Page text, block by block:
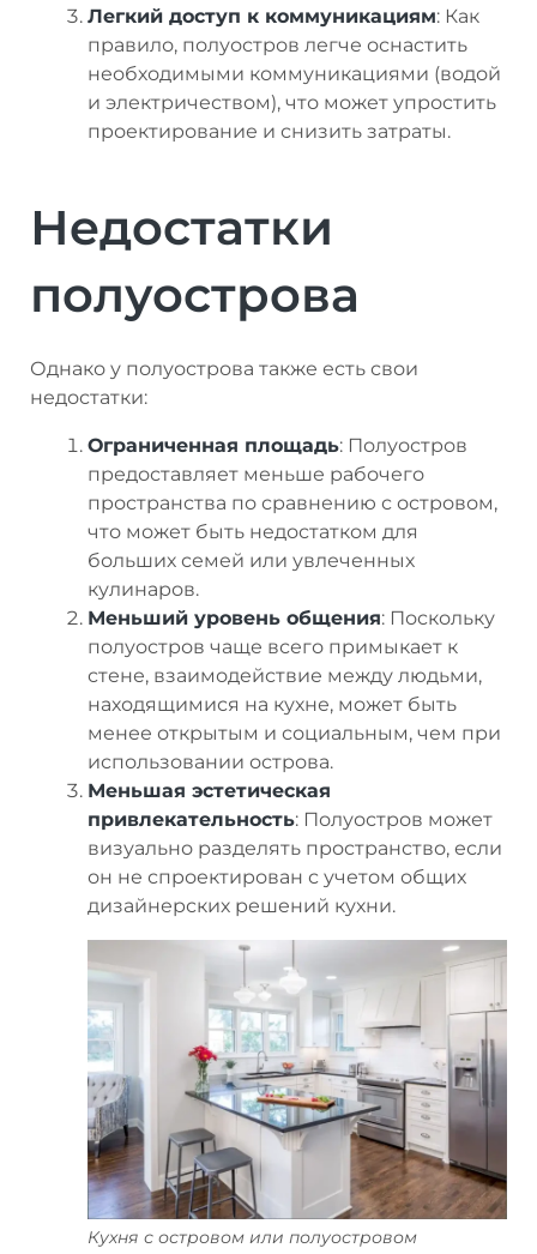
Легкий доступ к коммуникациям: Как
правило, полуостров легче оснастить
необходимыми коммуникациями (водой
и электричеством), что может упростить
проектирование и снизить затраты.
Недостатки
полуострова
Однако у полуострова также есть свои
недостатки:
Ограниченная площадь: Полуостров
предоставляет меньше рабочего
пространства по сравнению с островом,
что может быть недостатком для
больших семей или увлеченных
кулинаров.
Меньший уровень общения: Поскольку
полуостров чаще всего примыкает к
стене, взаимодействие между людьми,
находящимися на кухне, может быть
менее открытым и социальным, чем при
использовании острова.
Меньшая эстетическая
привлекательность: Полуостров может
визуально разделять пространство, если
он не спроектирован с учетом общих
дизайнерских решений кухни.
Кухня с островом или полуостровом